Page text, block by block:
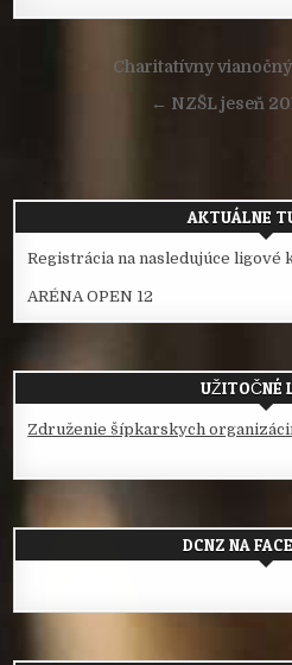
NavigáciaCharitatívny
← NZŠL jeseň
AKTUÁLNE
Registrácia na nasledujúce ligové
ARÉNA OPEN 12
UŽITOČNÉ
Združenie šípkarskych
DCNZ NA